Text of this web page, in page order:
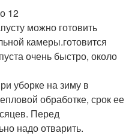
12
можно готовить
камеры.готовится
очень быстро, около
уборке на зиму в
обработке, срок ее
Перед
надо отварить.